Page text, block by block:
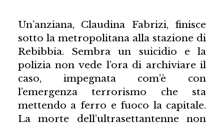
Un’anziana, Claudina Fabrizi, finisce
sotto la metropolitana alla stazione di
Rebibbia. Sembra un suicidio e la
polizia non vede l’ora di archiviare il
caso, impegnata com’è con
l’emergenza terrorismo che sta
mettendo a ferro e fuoco la capitale.
La morte dell’ultrasettantenne non